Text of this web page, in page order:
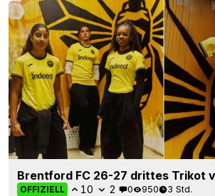
Brentford FC 26-27 drittes Trikot
OFFIZIELL 10 2 0 950 3 Std.